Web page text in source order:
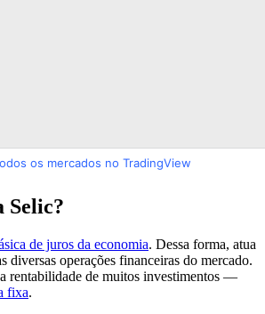
os mercados no TradingView
Selic?
de juros da economia. Dessa forma, atua
diversas operações financeiras do mercado.
rentabilidade de muitos investimentos —
fixa.